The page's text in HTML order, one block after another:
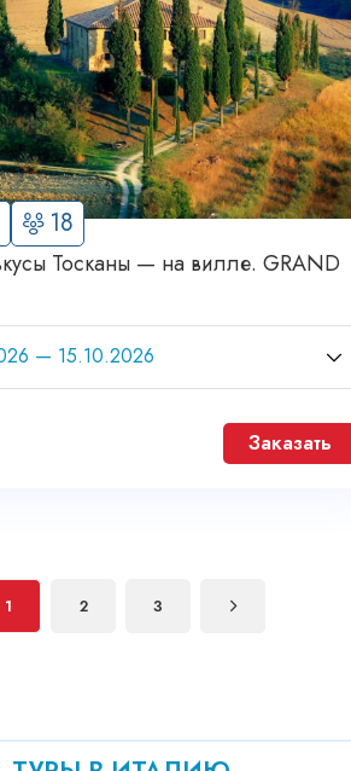
18
Тосканы — на вилле. GRAND
Заказать
1 2 3